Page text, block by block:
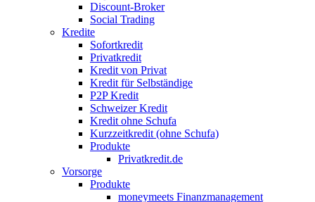
Discount-Broker
Social Trading
Kredite
Sofortkredit
Privatkredit
Kredit von Privat
Kredit für Selbständige
P2P Kredit
Schweizer Kredit
Kredit ohne Schufa
Kurzzeitkredit (ohne Schufa)
Produkte
Privatkredit.de
Vorsorge
Produkte
moneymeets Finanzmanagement